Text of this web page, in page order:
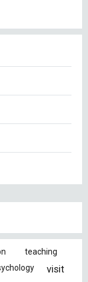
teaching
visit